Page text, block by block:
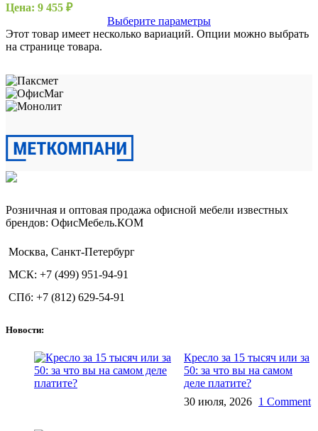
Цена: 9 455 ₽
Выберите параметры
Этот товар имеет несколько вариаций. Опции можно выбрать
на странице товара.
Розничная и оптовая продажа офисной мебели известных
брендов: ОфисМебель.КОМ
Москва, Санкт-Петербург
МСК: +7 (499) 951-94-91
СПб: +7 (812) 629-54-91
Новости:
Кресло за 15 тысяч или за
50: за что вы на самом
деле платите?
30 июля, 2026 1 Comment